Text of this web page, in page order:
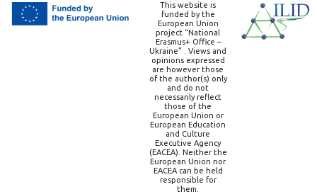
This website is
funded by the
European Union
project “National
Erasmus+ Office –
Ukraine” . Views and
opinions expressed
are however those
of the author(s) only
and do not
necessarily reflect
those of the
European Union or
European Education
and Culture
Executive Agency
(EACEA). Neither the
European Union nor
EACEA can be held
responsible for
them.